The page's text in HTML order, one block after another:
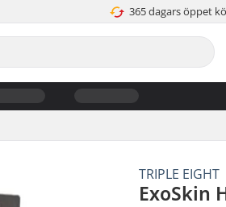
365 dagars öppet
TRIPLE EIGHT
ExoSkin